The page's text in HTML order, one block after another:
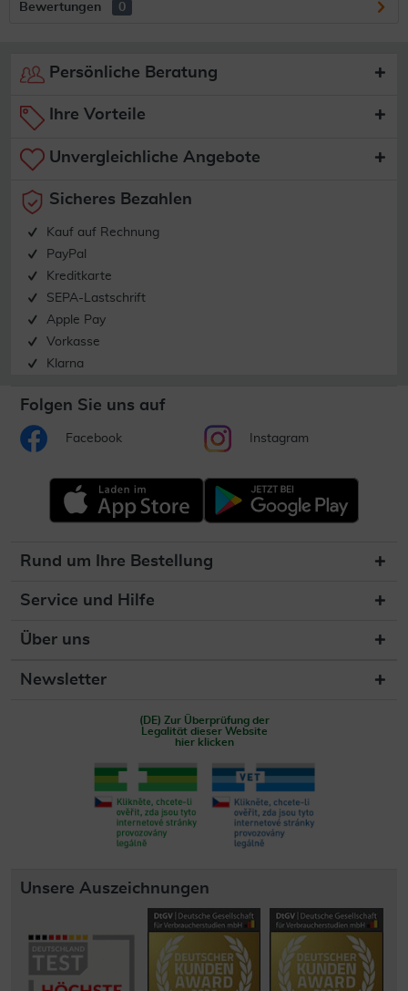
Bewertungen 0
Persönliche Beratung
Ihre Vorteile
Unvergleichliche Angebote
Sicheres Bezahlen
Kauf auf Rechnung
PayPal
Kreditkarte
SEPA-Lastschrift
Apple Pay
Vorkasse
Klarna
Folgen Sie uns auf
Facebook Instagram
Rund um Ihre Bestellung
Service und Hilfe
Über uns
Newsletter
(DE) Zur Überprüfung der
Legalität dieser Website
hier klicken
Unsere Auszeichnungen